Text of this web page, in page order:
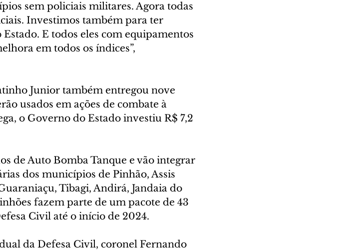
sem policiais militares. Agora todas
Investimos também para ter
E todos eles com equipamentos
em todos os índices”,
Junior também entregou nove
usados em ações de combate à
o Governo do Estado investiu R$ 7,2
de Auto Bomba Tanque e vão integrar
dos municípios de Pinhão, Assis
Tibagi, Andirá, Jandaia do
fazem parte de um pacote de 43
Civil até o início de 2024.
da Defesa Civil, coronel Fernando